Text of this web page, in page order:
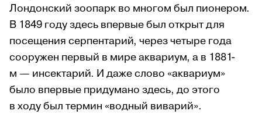
Лондонский зоопарк во многом был пионером.
В 1849 году здесь впервые был открыт для
посещения серпентарий, через четыре года
сооружен первый в мире аквариум, а в 1881-
м — инсектарий. И даже слово «аквариум»
было впервые придумано здесь, до этого
в ходу был термин «водный виварий».